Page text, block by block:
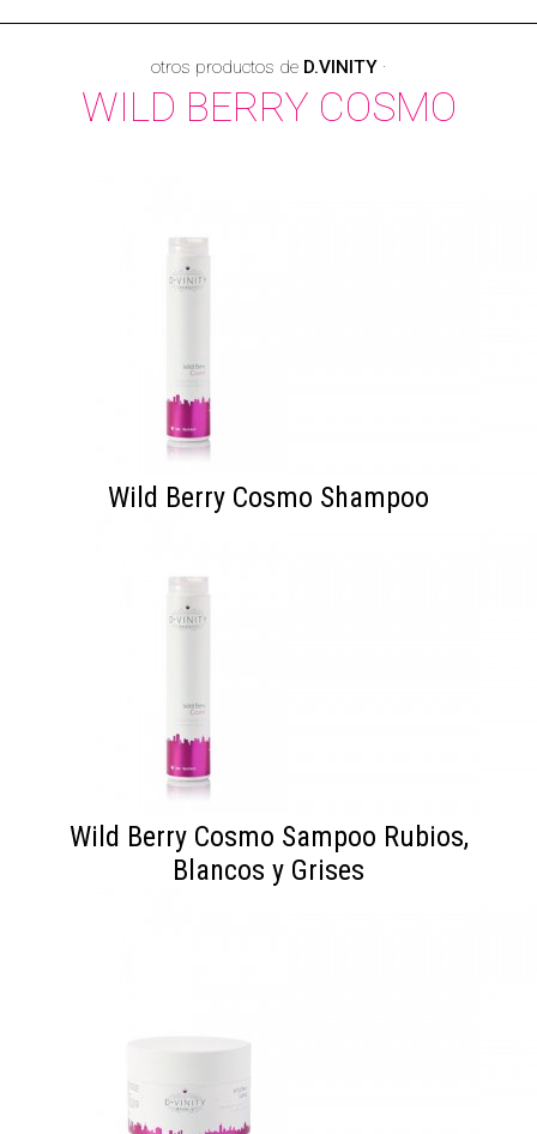
otros productos de D.VINITY·
WILD BERRY COSMO
Wild Berry Cosmo Shampoo
Wild Berry Cosmo Sampoo Rubios,
Blancos y Grises